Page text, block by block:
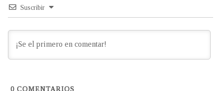
Suscribir
0 COMENTARIOS